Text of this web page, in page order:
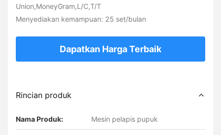
Union,MoneyGram,L/C,T/T
Menyediakan kemampuan: 25 set/bulan
Dapatkan Harga Terbaik
Rincian produk
Nama Produk: Mesin pelapis pupuk